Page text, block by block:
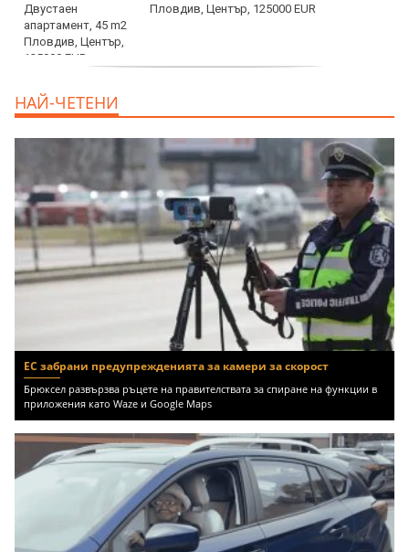
Пловдив, Център, 125000 EUR
НАЙ-ЧЕТЕНИ
ЕС забрани предупрежденията за камери за скорост
Брюксел развързва ръцете на правителствата за спиране на функции в
приложения като Waze и Google Maps